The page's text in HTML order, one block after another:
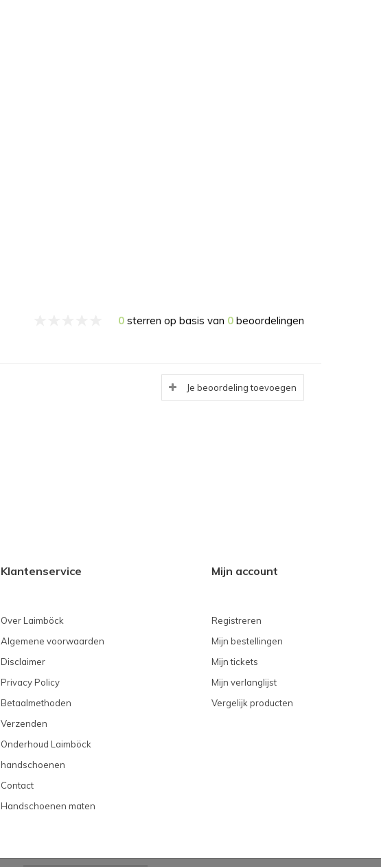
0 sterren op basis van 0 beoordelingen
Je beoordeling toevoegen
Klantenservice
Over Laimböck
Algemene voorwaarden
Disclaimer
Privacy Policy
Betaalmethoden
Verzenden
Onderhoud Laimböck
handschoenen
Contact
Handschoenen maten
Mijn account
Registreren
Mijn bestellingen
Mijn tickets
Mijn verlanglijst
Vergelijk producten